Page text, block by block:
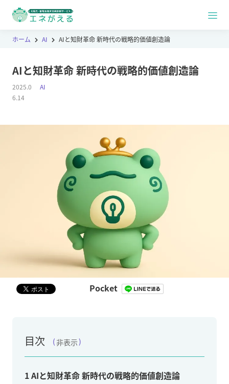
ホーム AI AIと知財革命 新時代の戦略的価値創造論
AIと知財革命 新時代の戦略的価値創造論
AI
2025.0
6.14
Pocket
目次 非表示
1AIと知財革命 新時代の戦略的価値創造論